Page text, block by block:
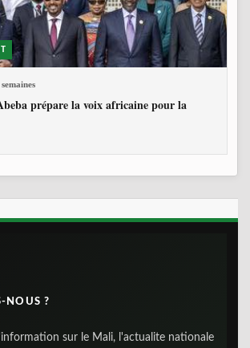
prépare la voix africaine pour la
NOUS ?
sur le Mali, l'actualite nationale